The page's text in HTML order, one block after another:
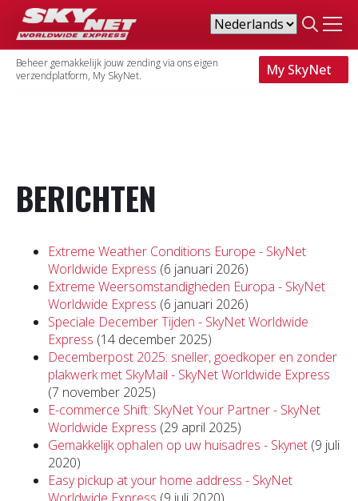
Search
for:
Beheer gemakkelijk jouw zending via ons eigen
verzendplatform, My SkyNet.
My SkyNet
BERICHTEN
Extreme Weather Conditions Europe - SkyNet
Worldwide Express (6 januari 2026)
Extreme Weersomstandigheden Europa - SkyNet
Worldwide Express (6 januari 2026)
Speciale December Tijden - SkyNet Worldwide
Express (14 december 2025)
Decemberpost 2025: sneller, goedkoper en zonder
plakwerk met SkyMail - SkyNet Worldwide Express
(7 november 2025)
E-commerce Shift: SkyNet Your Partner - SkyNet
Worldwide Express (29 april 2025)
Gemakkelijk ophalen op uw huisadres - Skynet (9 juli
2020)
Easy pickup at your home address - SkyNet